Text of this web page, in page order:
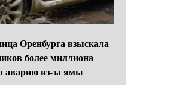
Оренбурга взыскала
более миллиона
аварию из-за ямы